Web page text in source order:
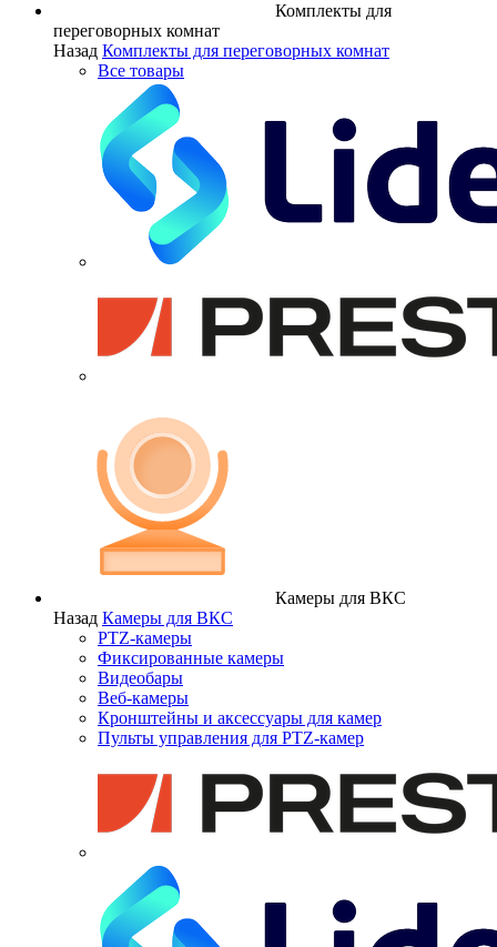
Комплекты для
переговорных комнат
Назад Комплекты для переговорных комнат
Все товары
Камеры для ВКС
Назад Камеры для ВКС
PTZ-камеры
Фиксированные камеры
Видеобары
Веб-камеры
Кронштейны и аксессуары для камер
Пульты управления для PTZ-камер